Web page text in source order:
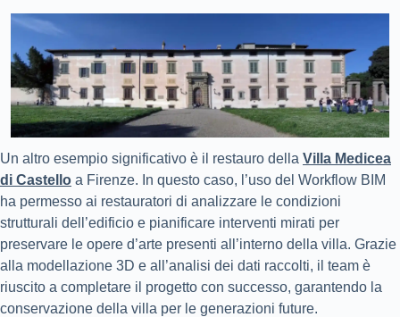
Un altro esempio significativo è il restauro della Villa Medicea
di Castello a Firenze. In questo caso, l’uso del Workflow BIM
ha permesso ai restauratori di analizzare le condizioni
strutturali dell’edificio e pianificare interventi mirati per
preservare le opere d’arte presenti all’interno della villa. Grazie
alla modellazione 3D e all’analisi dei dati raccolti, il team è
riuscito a completare il progetto con successo, garantendo la
conservazione della villa per le generazioni future.